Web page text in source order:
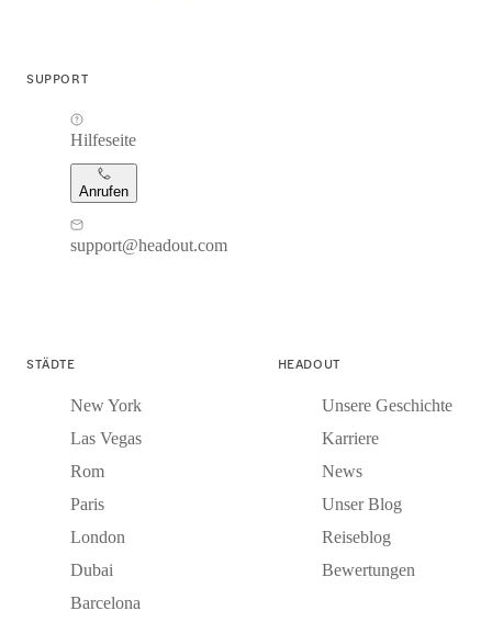
SUPPORT
Hilfeseite
Anrufen
support@headout.com
STÄDTE
New York
Las Vegas
Rom
Paris
London
Dubai
Barcelona
HEADOUT
Unsere Geschichte
Karriere
News
Unser Blog
Reiseblog
Bewertungen